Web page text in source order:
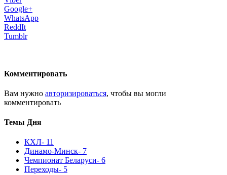
Google+
WhatsApp
ReddIt
Tumblr
Комментировать
Вам нужно авторизироваться, чтобы вы могли
комментировать
Темы Дня
КХЛ- 11
Динамо-Минск- 7
Чемпионат Беларуси- 6
Переходы- 5